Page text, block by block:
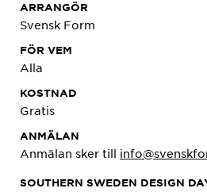
ARRANGÖR
Svensk Form
FÖR VEM
Alla
KOSTNAD
Gratis
ANMÄLAN
Anmälan sker till
SOUTHERN SWEDEN DESIGN